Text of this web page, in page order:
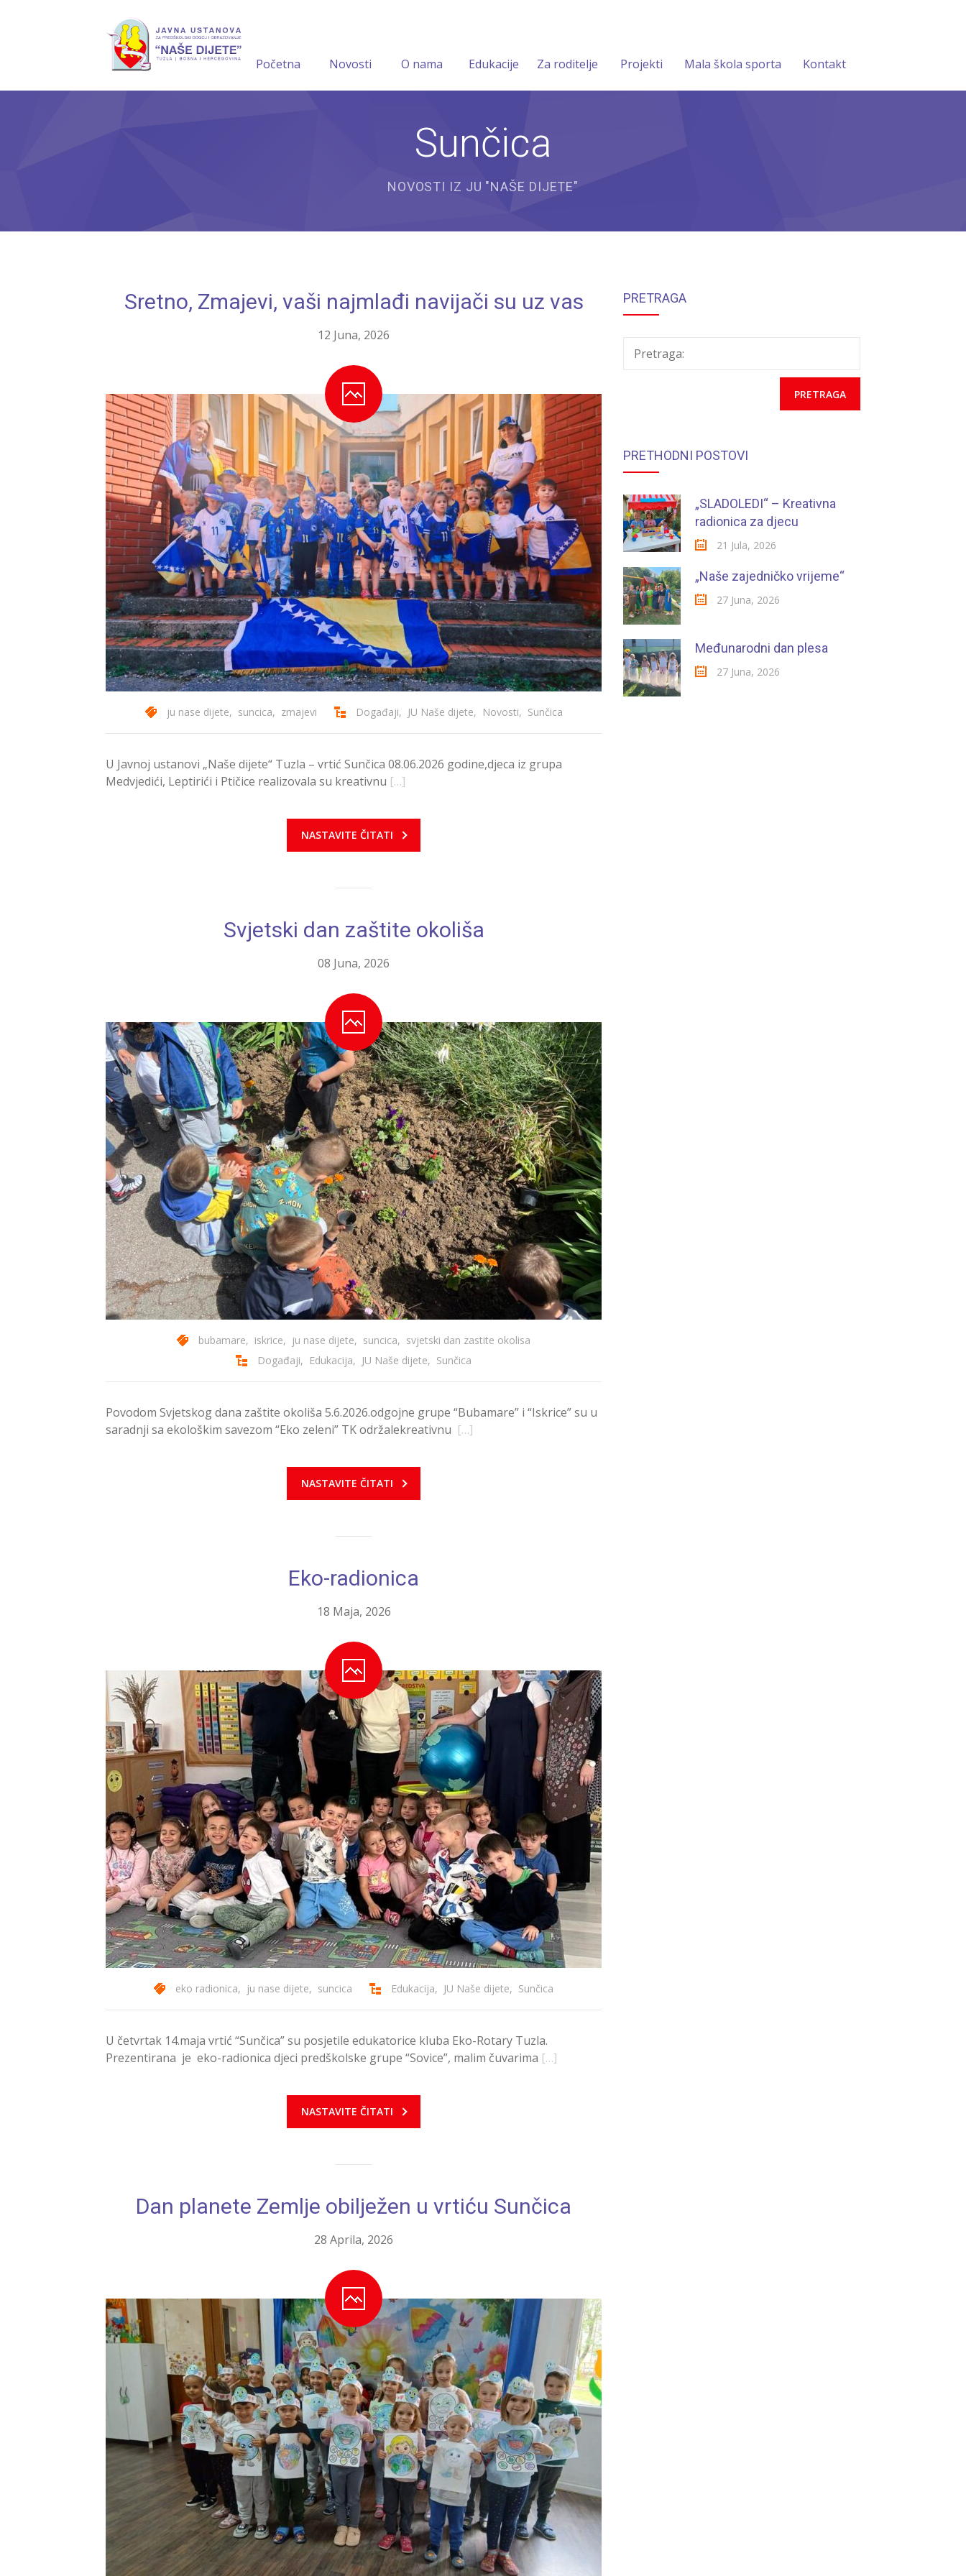
Početna Novosti O nama Edukacije Za roditelje Projekti Mala škola sporta Kontakt
Sunčica
NOVOSTI IZ JU "NAŠE DIJETE"
Sretno, Zmajevi, vaši najmlađi navijači su uz vas
12 Juna, 2026
ju nase dijete, suncica, zmajevi Događaji, JU Naše dijete, Novosti, Sunčica
U Javnoj ustanovi „Naše dijete“ Tuzla – vrtić Sunčica 08.06.2026 godine,djeca iz grupa
Medvjedići, Leptirići i Ptičice realizovala su kreativnu […]
NASTAVITE ČITATI
Svjetski dan zaštite okoliša
08 Juna, 2026
bubamare, iskrice, ju nase dijete, suncica, svjetski dan zastite okolisa
Događaji, Edukacija, JU Naše dijete, Sunčica
Povodom Svjetskog dana zaštite okoliša 5.6.2026.odgojne grupe “Bubamare” i “Iskrice” su u
saradnji sa ekološkim savezom “Eko zeleni” TK održalekreativnu […]
NASTAVITE ČITATI
Eko-radionica
18 Maja, 2026
eko radionica, ju nase dijete, suncica Edukacija, JU Naše dijete, Sunčica
U četvrtak 14.maja vrtić “Sunčica” su posjetile edukatorice kluba Eko-Rotary Tuzla.
Prezentirana je eko-radionica djeci predškolske grupe “Sovice”, malim čuvarima […]
NASTAVITE ČITATI
Dan planete Zemlje obilježen u vrtiću Sunčica
28 Aprila, 2026
PRETRAGA
Pretraga:
PRETHODNI POSTOVI
„SLADOLEDI“ – Kreativna
radionica za djecu
21 Jula, 2026
„Naše zajedničko vrijeme“
27 Juna, 2026
Međunarodni dan plesa
27 Juna, 2026